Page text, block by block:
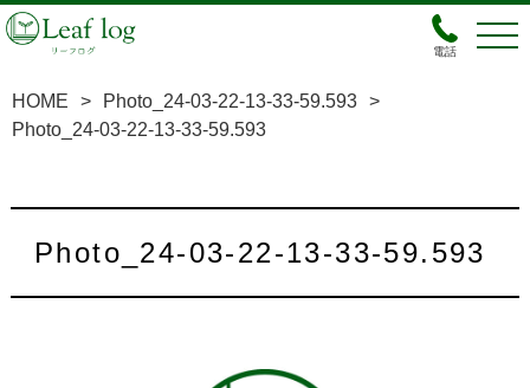
電話
HOME > Photo_24-03-22-13-33-59.593 >
Photo_24-03-22-13-33-59.593
Photo_24-03-22-13-33-59.593